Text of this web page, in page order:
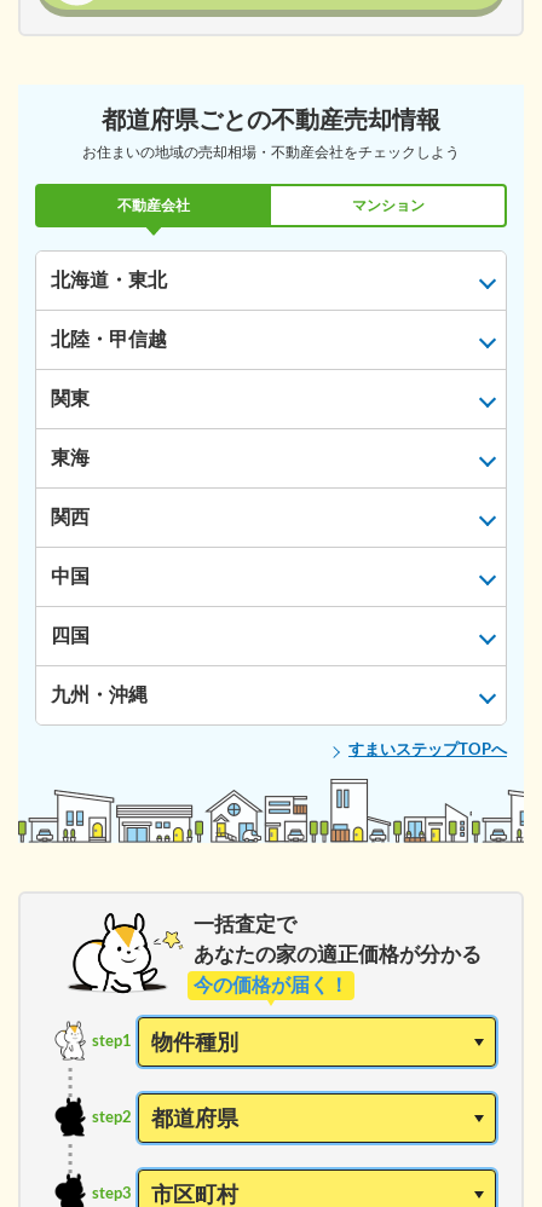
都道府県ごとの不動産売却情報
お住まいの地域の売却相場・不動産会社をチェックしよう
不動産会社 マンション
北海道・東北
北陸・甲信越
関東
東海
関西
中国
四国
九州・沖縄
すまいステップTOPへ
一括査定で
あなたの家の適正価格が分かる
今の価格が届く！
step1
step2
step3